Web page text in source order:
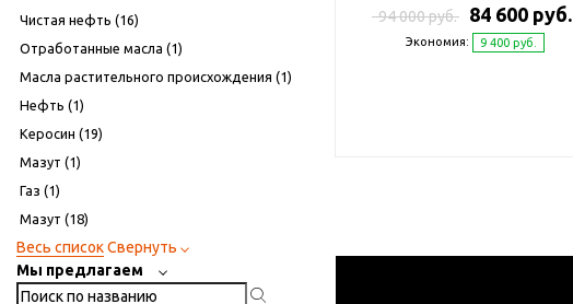
Чистая нефть (16)
Отработанные масла (1)
Масла растительного происхождения (1)
Нефть (1)
Керосин (19)
Мазут (1)
Газ (1)
Мазут (18)
Весь списокСвернуть
Мы предлагаем
94 000 руб. 84 600 руб.
Экономия: 9 400 руб.